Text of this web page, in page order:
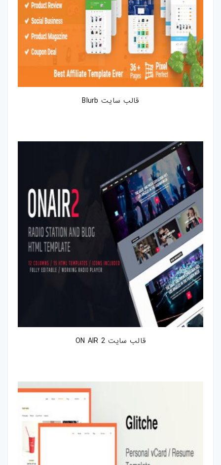
تصاویر-استوک
میکس-و-مونتاژ
فوتیج
پروژه-افتر-افکت
اکشن-فتوشاپ
براش-فتوشاپ
فیلتر-فتوشاپ
استایل-فتوشاپ
پریست-لایتروم
اسکریپت
اسکریپت-php
اپلیکیشن
ترفند-افترافکت
قالب سایت Blurb
قالب سایت ON AIR 2